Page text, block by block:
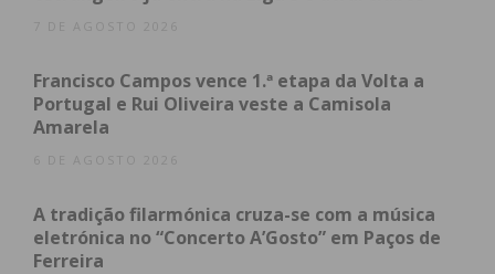
O impacto da experiência
direta
Numa era em que o fosso entre o consumidor
ferramenta de consciencialização.
7 DE AGOSTO 2026
Francisco Campos vence 1.ª etapa da Volta a
Portugal e Rui Oliveira veste a Camisola
Amarela
6 DE AGOSTO 2026
A tradição filarmónica cruza-se com a música
eletrónica no “Concerto A’Gosto” em Paços de
Ferreira